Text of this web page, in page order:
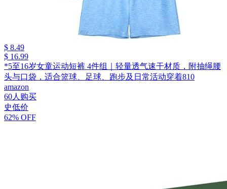
$ 8.49
$ 16.99
*5至16岁女童运动短裤 4件组｜轻量透气速干材质，附抽绳腰
头与口袋，适合篮球、足球、跑步及日常活动穿着810
amazon
60人购买
史低价
62% OFF